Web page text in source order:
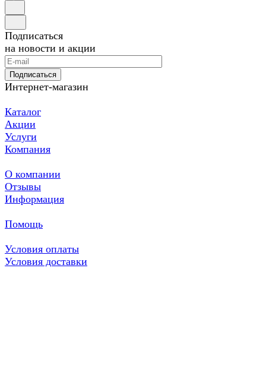
Подписаться
на новости и акции
Подписаться
Интернет-магазин
Каталог
Акции
Услуги
Компания
О компании
Отзывы
Информация
Помощь
Условия оплаты
Условия доставки